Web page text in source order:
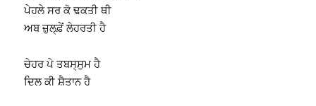
ਪੇਹਲੇ ਸਰ ਕੋ ਢਕਤੀ ਥੀ
ਅਬ ਜ਼ੁਲ੍ਫ਼ੇਂ ਲੇਹਰਤੀ ਹੈ
ਚੇਹਰ ਪੇ ਤਬਸ੍ਸੁਮ ਹੈ
ਦਿਲ ਕੀ ਸ਼ੈਤਾਨ ਹੈ